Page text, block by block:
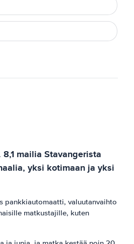
mailia Stavangerista
yksi kotimaan ja yksi
pankkiautomaatti, valuutanvaihto
matkustajille, kuten